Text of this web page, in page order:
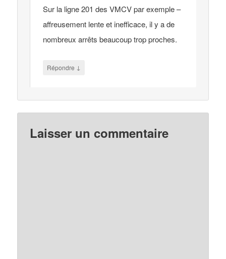
Sur la ligne 201 des VMCV par exemple –
affreusement lente et inefficace, il y a de
nombreux arrêts beaucoup trop proches.
Répondre ↓
Laisser un commentaire